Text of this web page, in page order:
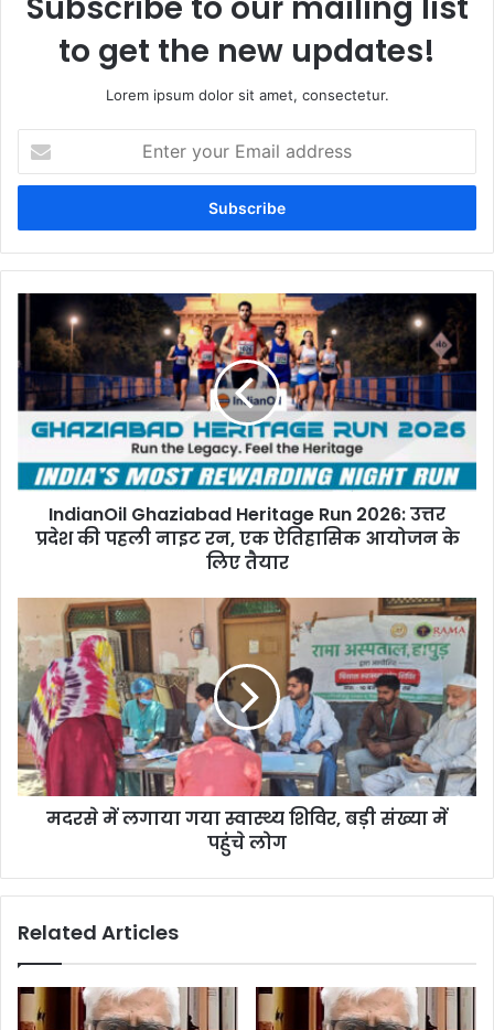
to get the new updates!
Lorem ipsum dolor sit amet, consectetur.
your
Email
IndianOil Ghaziabad Heritage Run 2026: उत्तर
प्रदेश की पहली नाइट रन, एक ऐतिहासिक आयोजन के
लिए तैयार
मदरसे में लगाया गया स्वास्थ्य शिविर, बड़ी संख्या में
पहुंचे लोग
Related Articles